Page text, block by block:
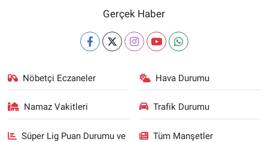
Gerçek Haber
Nöbetçi Eczaneler Hava Durumu
Namaz Vakitleri Trafik Durumu
Süper Lig Puan Durumu ve
Tüm Manşetler